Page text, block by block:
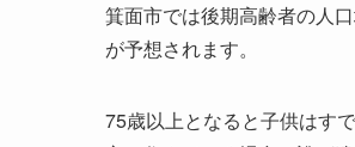
箕面市では後期高齢者の人
が予想されます。
75歳以上となると子供はす